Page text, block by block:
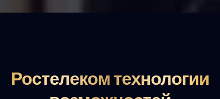
Ростелеком технологии